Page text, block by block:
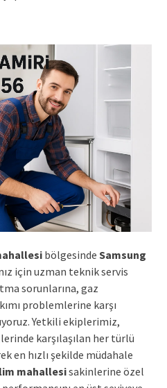
bölgesinde Samsung
için uzman teknik servis
sorunlarına, gaz
problemlerine karşı
Yetkili ekiplerimiz,
karşılaşılan her türlü
en hızlı şekilde müdahale
mahallesisakinlerine özel